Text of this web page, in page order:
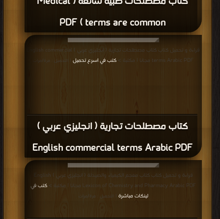
terms are common ) PDF
كتاب مصطلحات تجارية ( انجليزي عربي )
English commercial terms Arabic PDF
قراءة و تحميل كتاب كتاب مصطلحات تجارية ( انجليزي عربي ) English commercial
terms Arabic PDF مجانا | مكتبة >
كتب في اسرع تحميل | التحميل : مرة/مرات
قراءة و تحميل كتاب كتاب معجم الكيمياء والصيدلة ( انجليزي عربي ) English
Lexicon of Chemistry and Pharmacy Arabic PDF مجانا | مكتبة >
كتب في
لينكات مباشرة
| التحميل : مرة/مرات